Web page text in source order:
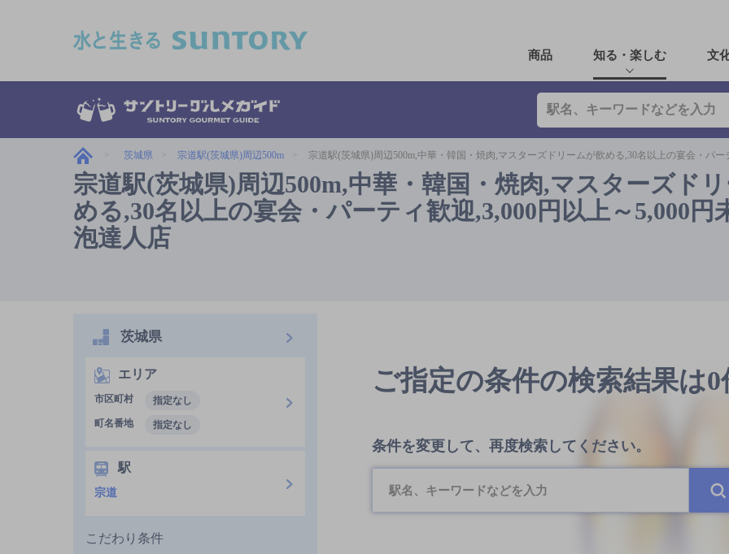
商品 知る・楽しむ 文
茨城県 宗道駅(茨城県)周辺500m 宗道駅(茨城県)周辺500m,中華・韓国・焼肉,マスターズドリームが飲める,30名以上の宴会・パ
宗道駅(茨城県)周辺500m,中華・韓国・焼肉,マスターズド
める,30名以上の宴会・パーティ歓迎,3,000円以上～5,000円
泡達人店
ご指定の条件の検索結果は0
条件を変更して、再度検索してください。
茨城県
エリア
市区町村
指定なし
町名番地
指定なし
駅
宗道
こだわり条件